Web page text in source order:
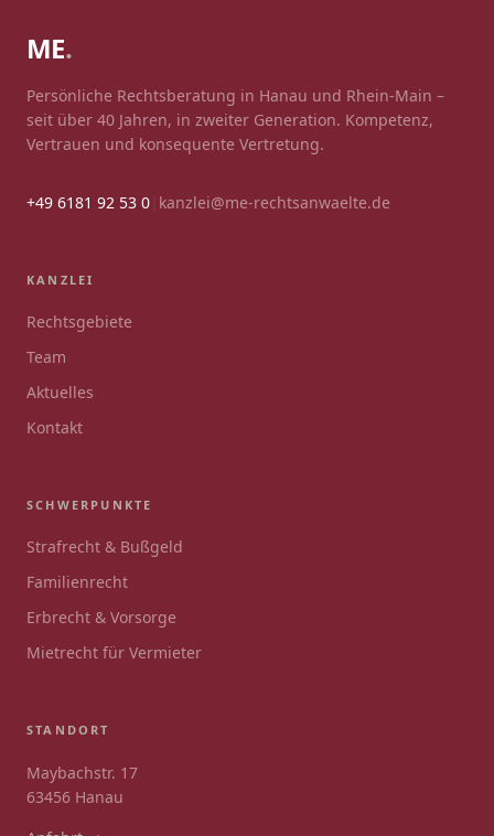
ME.
Persönliche Rechtsberatung in Hanau und Rhein-Main –
seit über 40 Jahren, in zweiter Generation. Kompetenz,
Vertrauen und konsequente Vertretung.
+49 6181 92 53 0 kanzlei@me-rechtsanwaelte.de
KANZLEI
Rechtsgebiete
Team
Aktuelles
Kontakt
SCHWERPUNKTE
Strafrecht & Bußgeld
Familienrecht
Erbrecht & Vorsorge
Mietrecht für Vermieter
STANDORT
Maybachstr. 17
63456 Hanau